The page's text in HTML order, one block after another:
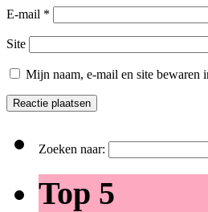
E-mail *
Site
Mijn naam, e-mail en site bewaren
Zoeken naar:
Top 5